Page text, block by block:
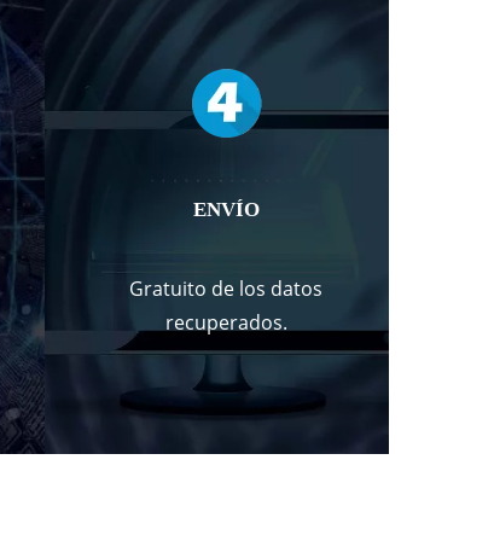
ENVÍO
Gratuito de los datos
recuperados.